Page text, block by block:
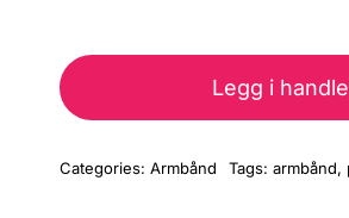
-
Legg i
Categories: Armbånd Tags: armbånd,